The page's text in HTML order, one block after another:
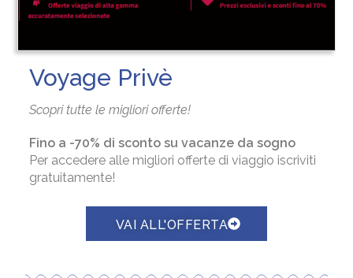
Voyage Privè
Scopri tutte le migliori offerte!
Fino a -70% di sconto su vacanze da sogno
Per accedere alle migliori offerte di viaggio iscriviti
gratuitamente!
VAI ALL'OFFERTA